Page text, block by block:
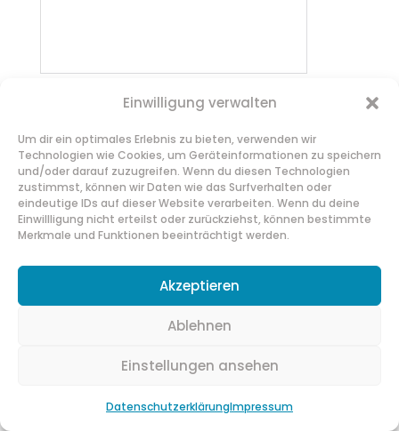
Einwilligung verwalten
Um dir ein optimales Erlebnis zu bieten, verwenden wir
Technologien wie Cookies, um Geräteinformationen zu speichern
und/oder darauf zuzugreifen. Wenn du diesen Technologien
zustimmst, können wir Daten wie das Surfverhalten oder
eindeutige IDs auf dieser Website verarbeiten. Wenn du deine
Einwillligung nicht erteilst oder zurückziehst, können bestimmte
Merkmale und Funktionen beeinträchtigt werden.
Akzeptieren
Ablehnen
Einstellungen ansehen
DatenschutzerklärungImpressum